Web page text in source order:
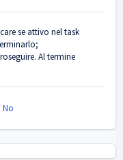
se attivo nel task
Al termine
No